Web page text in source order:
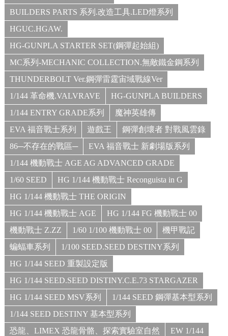
BUILDERS PARTS 系列.改造工具.LED燈系列
HGUC.HGAW.
HG-GUNPLA STARTER SET(鋼彈起始組)
MC系列-MECHANIC COLLECTION.無敵鐵金鋼系列
THUNDERBOLT Ver.鋼彈雷霆宙域戰線Ver
1/144 革命機.VALVRAVE
HG-GUNPLA BUILDERS
1/144 ENTRY GRADE系列
魔神英雄傳
EVA 福音戰士系列
遊戲王
鋼彈創壞者 對戰風雲錄
86─不存在的戰區─
EVA 福音戰士 新劇場版系列
1/144 機動戰士 AGE AG ADVANCED GRADE
1/60 SEED
HG 1/144 機動戰士 Reconguista in G
HG 1/144 機動戰士 THE ORIGIN
HG 1/144 機動戰士 AGE
HG 1/144 FG 機動戰士 00
機動戰士 Z.ZZ
1/60 1/100 機動戰士 00
機甲戰記
蝙蝠車系列
1/100 SEED.SEED DESTINY系列
HG 1/144 SEED 重製設定版
HG 1/144 SEED.SEED DISTINY.C.E.73 STARGAZER
HG 1/144 SEED MSV系列
1/144 SEED 鋼彈基本型系列
1/144 SEED DESTINY 基本型系列
恐龍、LIMEX 恐龍骨骼、探索實驗室自然
EW 1/144